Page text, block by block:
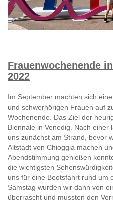
Frauenwochenende
2022
Im September machten sich
und schwerhörigen Frauen auf
Wochenende. Das Ziel der
Biennale in Venedig. Nach
uns zunächst am Strand, bevor
Altstadt von Chioggia machen
Abendstimmung genießen
die wichtigsten
uns für eine Bootsfahrt rund um
Samstag wurden wir dann von
überrascht und mussten den